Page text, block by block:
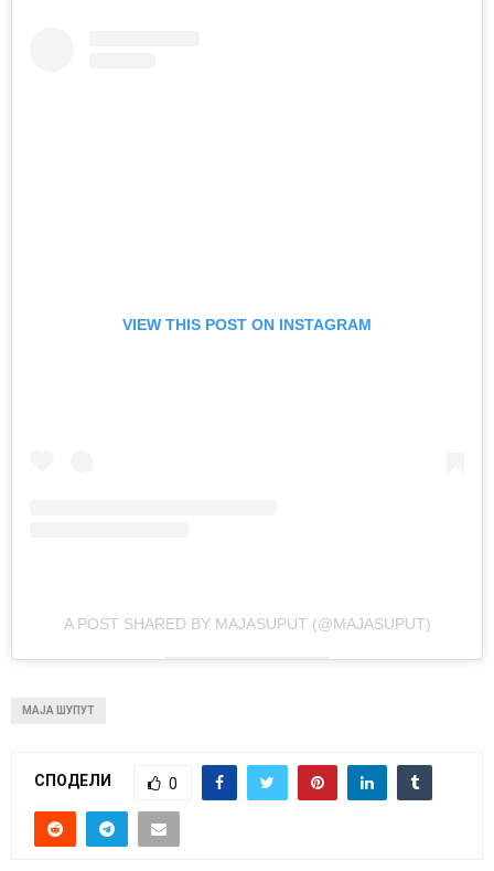
VIEW THIS POST ON INSTAGRAM
A POST SHARED BY MAJASUPUT (@MAJASUPUT)
МАЈА ШУПУТ
СПОДЕЛИ 0